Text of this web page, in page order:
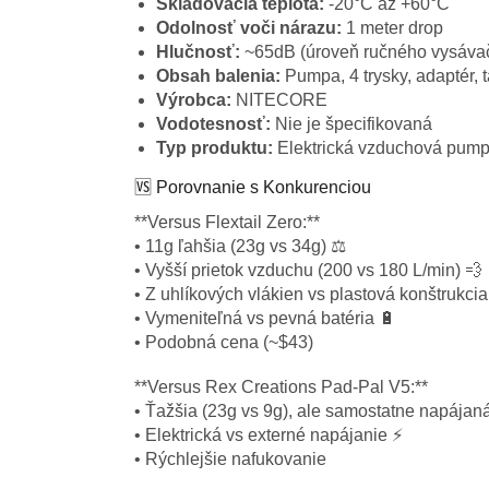
Skladovacia teplota: -20°C až +60°C
Odolnosť voči nárazu: 1 meter drop
Hlučnosť: ~65dB (úroveň ručného
Obsah balenia: Pumpa, 4 trysky, adaptér,
Výrobca: NITECORE
Vodotesnosť: Nie je špecifikovaná
Typ produktu: Elektrická vzduchová
🆚 Porovnanie s Konkurenciou
**Versus Flextail Zero:**
• 11g ľahšia (23g vs 34g) ⚖️
• Vyšší prietok vzduchu (200 vs 180 L/min) 💨
• Z uhlíkových vlákien vs plastová
• Vymeniteľná vs pevná batéria 🔋
• Podobná cena (~$43)
**Versus Rex Creations Pad-Pal V5:**
• Ťažšia (23g vs 9g), ale samostatne
• Elektrická vs externé napájanie ⚡
• Rýchlejšie nafukovanie